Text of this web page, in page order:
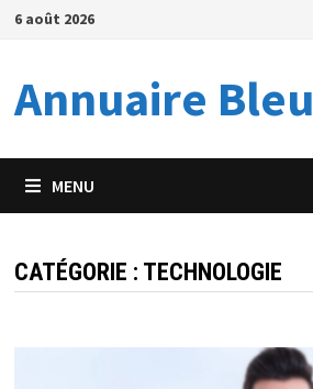
Passer
6 août 2026
Annuaire Bleu
MENU
CATÉGORIE : TECHNOLOGIE